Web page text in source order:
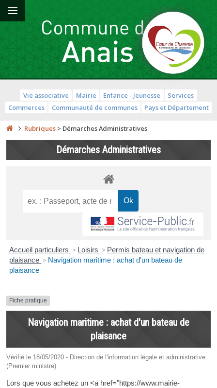
Vie associative Mairie Enfance - Jeunesse
Services
Commerces
Communauté de communes Pays et Département
Rubriques > Démarches Administratives
Démarches Administratives
Accueil particuliers > Loisirs > Permis bateau et navigation de
plaisance > Navigation maritime : achat d'un bateau de
plaisance
Fiche pratique
Navigation maritime : achat d'un bateau de
plaisance
Vérifié le 18/05/2020 - Direction de l'information légale et administrative
(Premier ministre)
Lors que vous achetez un <a href="https://www.mairie-